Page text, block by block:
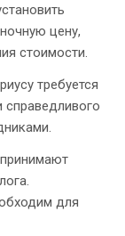
цену,
стоимости.
требуется
для